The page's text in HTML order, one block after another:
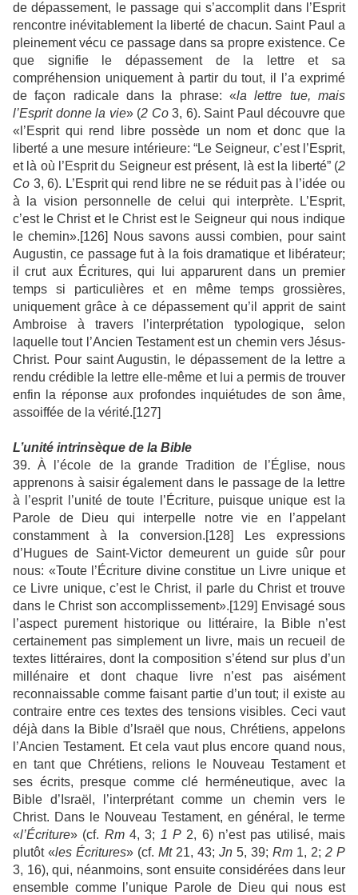
de dépassement, le passage qui s’accomplit dans l’Esprit
rencontre inévitablement la liberté de chacun. Saint Paul a
pleinement vécu ce passage dans sa propre existence. Ce
que signifie le dépassement de la lettre et sa
compréhension uniquement à partir du tout, il l’a exprimé
de façon radicale dans la phrase: «la lettre tue, mais
l’Esprit donne la vie» (2 Co3, 6). Saint Paul découvre que
«l’Esprit qui rend libre possède un nom et donc que la
liberté a une mesure intérieure: “Le Seigneur, c’est l’Esprit,
et là où l’Esprit du Seigneur est présent, là est la liberté” (2
Co 3, 6). L’Esprit qui rend libre ne se réduit pas à l’idée ou
à la vision personnelle de celui qui interprète. L’Esprit,
c’est le Christ et le Christ est le Seigneur qui nous indique
le chemin».[126] Nous savons aussi combien, pour saint
Augustin, ce passage fut à la fois dramatique et libérateur;
il crut aux Écritures, qui lui apparurent dans un premier
temps si particulières et en même temps grossières,
uniquement grâce à ce dépassement qu’il apprit de saint
Ambroise à travers l’interprétation typologique, selon
laquelle tout l’Ancien Testament est un chemin vers Jésus-
Christ. Pour saint Augustin, le dépassement de la lettre a
rendu crédible la lettre elle-même et lui a permis de trouver
enfin la réponse aux profondes inquiétudes de son âme,
assoiffée de la vérité.[127]
L’unité intrinsèque de la Bible
39. À l’école de la grande Tradition de l’Église, nous
apprenons à saisir également dans le passage de la lettre
à l’esprit l’unité de toute l’Écriture, puisque unique est la
Parole de Dieu qui interpelle notre vie en l’appelant
constamment à la conversion.[128] Les expressions
d’Hugues de Saint-Victor demeurent un guide sûr pour
nous: «Toute l’Écriture divine constitue un Livre unique et
ce Livre unique, c’est le Christ, il parle du Christ et trouve
dans le Christ son accomplissement».[129] Envisagé sous
l’aspect purement historique ou littéraire, la Bible n’est
certainement pas simplement un livre, mais un recueil de
textes littéraires, dont la composition s’étend sur plus d’un
millénaire et dont chaque livre n’est pas aisément
reconnaissable comme faisant partie d’un tout; il existe au
contraire entre ces textes des tensions visibles. Ceci vaut
déjà dans la Bible d’Israël que nous, Chrétiens, appelons
l’Ancien Testament. Et cela vaut plus encore quand nous,
en tant que Chrétiens, relions le Nouveau Testament et
ses écrits, presque comme clé herméneutique, avec la
Bible d’Israël, l’interprétant comme un chemin vers le
Christ. Dans le Nouveau Testament, en général, le terme
«l’Écriture» (cf. Rm4, 3; 1 P 2, 6) n’est pas utilisé, mais
plutôt «les Écritures» (cf. Mt21, 43; Jn 5, 39; Rm 1, 2; 2 P
3, 16), qui, néanmoins, sont ensuite considérées dans leur
ensemble comme l’unique Parole de Dieu qui nous est